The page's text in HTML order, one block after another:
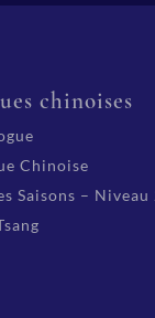
chinoises
Chinoise
Saisons – Niveau